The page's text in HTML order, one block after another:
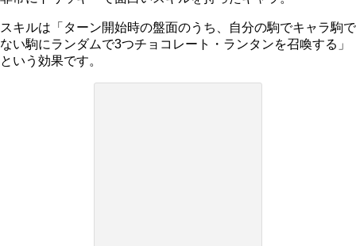
スキルは「ターン開始時の盤面のうち、自分の駒でキャラ駒で
ない駒にランダムで3つチョコレート・ランタンを召喚する」
という効果です。